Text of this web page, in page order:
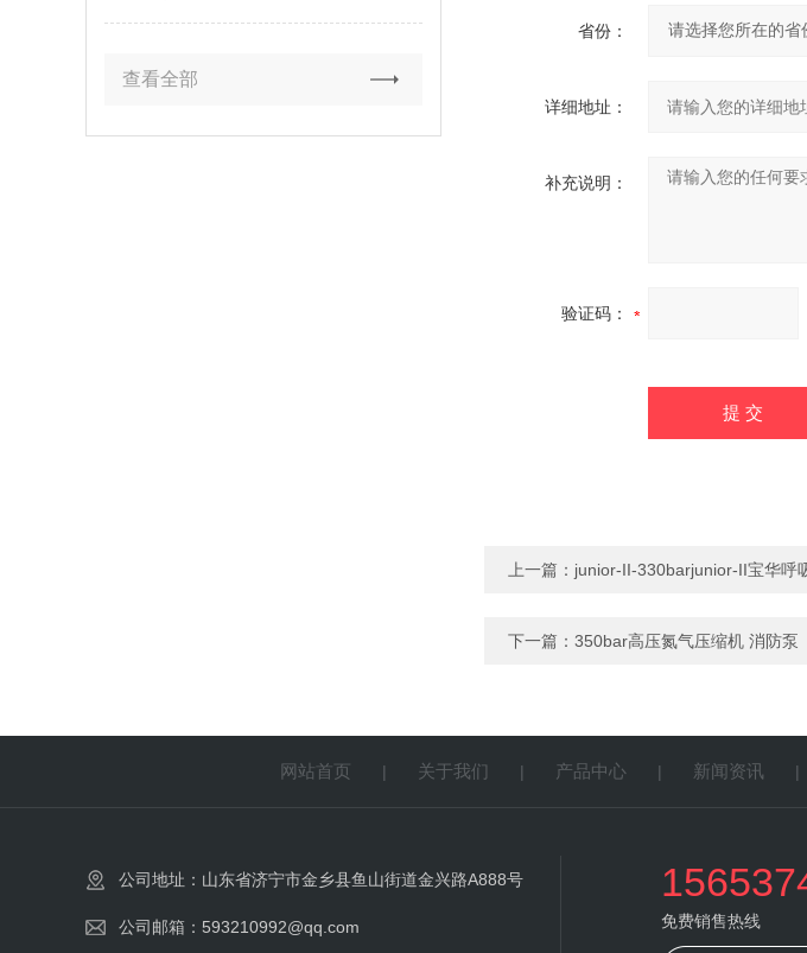
查看全部
省份：
详细地址：
补充说明：
验证码：
上一篇： junior-II-330barjunior-II宝华呼
下一篇： 350bar高压氮气压缩机 消防泵
网站首页 | 关于我们 | 产品中心 | 新闻资讯 |
公司地址：山东省济宁市金乡县鱼山街道金兴路A888号
公司邮箱：593210992@qq.com 免费销售热线